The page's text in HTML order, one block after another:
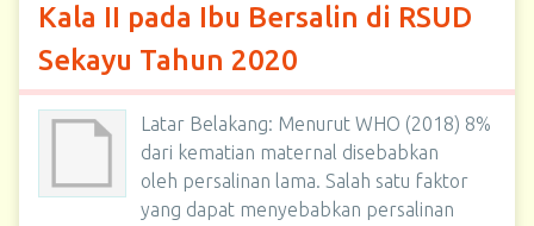
Kala II pada Ibu Bersalin di RSUD
Sekayu Tahun 2020
Latar Belakang: Menurut WHO (2018) 8%
dari kematian maternal disebabkan
oleh persalinan lama. Salah satu faktor
yang dapat menyebabkan persalinan